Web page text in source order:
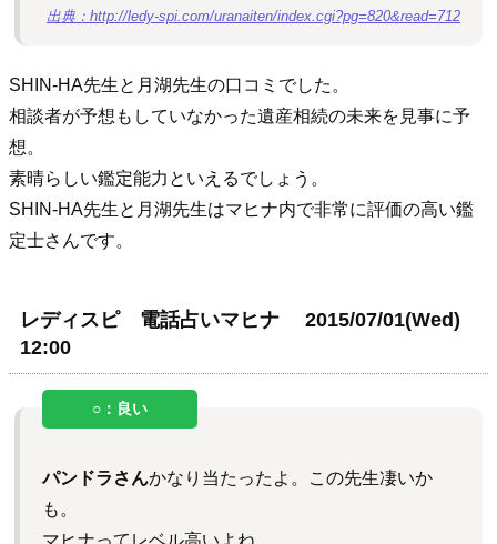
出典：http://ledy-spi.com/uranaiten/index.cgi?pg=820&read=712
SHIN-HA先生と月湖先生の口コミでした。
相談者が予想もしていなかった遺産相続の未来を見事に予
想。
素晴らしい鑑定能力といえるでしょう。
SHIN-HA先生と月湖先生はマヒナ内で非常に評価の高い鑑
定士さんです。
レディスピ 電話占いマヒナ 2015/07/01(Wed)
12:00
パンドラさんかなり当たったよ。この先生凄いか
も。
マヒナってレベル高いよね。